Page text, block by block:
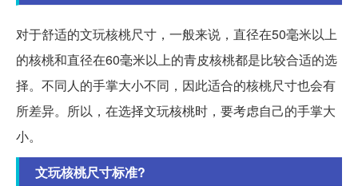
对于舒适的文玩核桃尺寸，一般来说，直径在50毫米以上
的核桃和直径在60毫米以上的青皮核桃都是比较合适的选
择。不同人的手掌大小不同，因此适合的核桃尺寸也会有
所差异。所以，在选择文玩核桃时，要考虑自己的手掌大
小。
文玩核桃尺寸标准?